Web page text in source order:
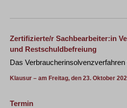
Zertifizierte/r Sachbearbeiter:in
und Restschuldbefreiung
Das
Klausur – am Freitag, den 23. Oktober
Termin